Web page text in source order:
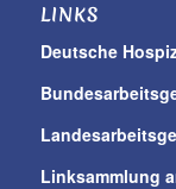
LINKS
Deutsche
Linksammlung